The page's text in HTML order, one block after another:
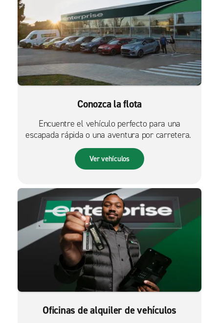
Conozca la flota
Encuentre el vehículo perfecto para una
escapada rápida o una aventura por carretera.
Ver vehículos
Oficinas de alquiler de vehículos